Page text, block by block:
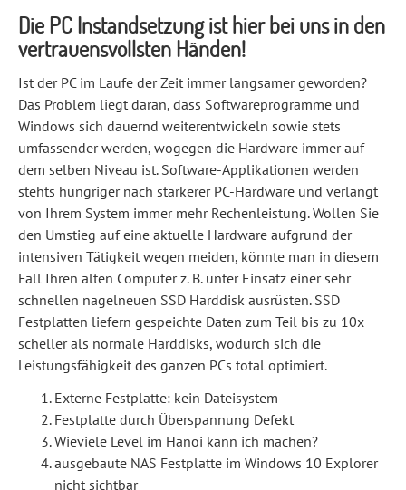
Die PC Instandsetzung ist hier bei uns in den
vertrauensvollsten Händen!
Ist der PC im Laufe der Zeit immer langsamer geworden?
Das Problem liegt daran, dass Softwareprogramme und
Windows sich dauernd weiterentwickeln sowie stets
umfassender werden, wogegen die Hardware immer auf
dem selben Niveau ist. Software-Applikationen werden
stehts hungriger nach stärkerer PC-Hardware und verlangt
von Ihrem System immer mehr Rechenleistung. Wollen Sie
den Umstieg auf eine aktuelle Hardware aufgrund der
intensiven Tätigkeit wegen meiden, könnte man in diesem
Fall Ihren alten Computer z. B. unter Einsatz einer sehr
schnellen nagelneuen SSD Harddisk ausrüsten. SSD
Festplatten liefern gespeichte Daten zum Teil bis zu 10x
scheller als normale Harddisks, wodurch sich die
Leistungsfähigkeit des ganzen PCs total optimiert.
Externe Festplatte: kein Dateisystem
Festplatte durch Überspannung Defekt
Wieviele Level im Hanoi kann ich machen?
ausgebaute NAS Festplatte im Windows 10 Explorer
nicht sichtbar